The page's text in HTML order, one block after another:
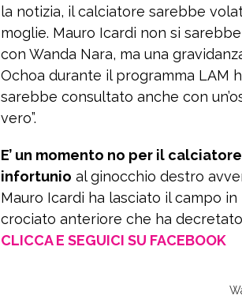
la notizia, il calciatore sarebbe
moglie. Mauro Icardi non si
con Wanda Nara, ma una
Ochoa durante il programma LAM
sarebbe consultato anche con
vero”.
E’ un momento no per il
infortunio al ginocchio destro
Mauro Icardi ha lasciato il campo
crociato anteriore che ha
CLICCA E SEGUICI SU FACEBOOK